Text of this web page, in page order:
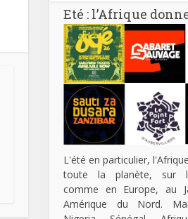
Eté : l’Afrique
L'été en particulier,
toute la planète, sur
comme en Europe, au
Amérique du Nord.